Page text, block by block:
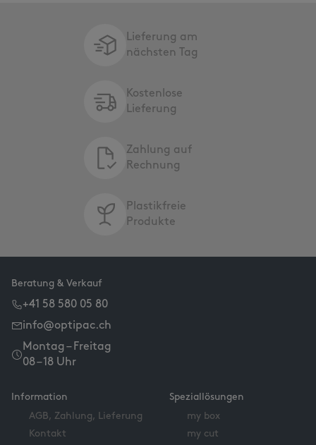
Lieferung am
nächsten Tag
Kostenlose
Lieferung
Zahlung auf
Rechnung
Plastikfreie
Produkte
Beratung & Verkauf
+41 58 580 05 80
info@optipac.ch
Montag – Freitag
08 – 18 Uhr
Information
AGB, Zahlung, Lieferung
Kontakt
Speziallösungen
my box
my cut